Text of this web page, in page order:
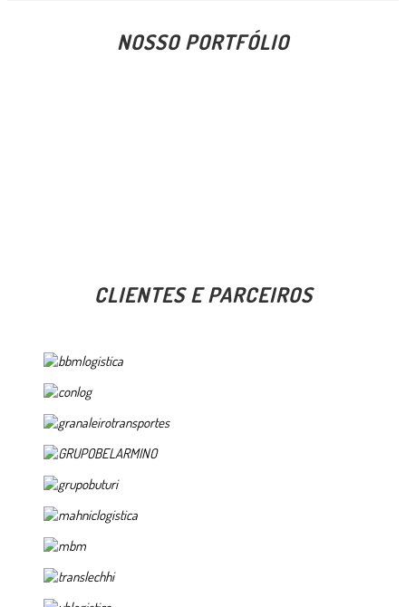
NOSSO PORTFÓLIO
CLIENTES E PARCEIROS